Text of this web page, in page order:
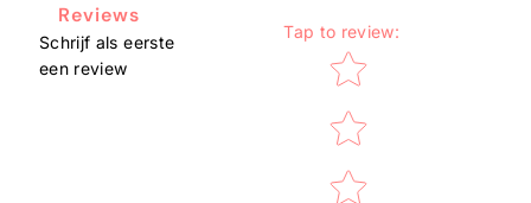
Reviews
Schrijf als eerste
een review
Tap to review:
Star rating